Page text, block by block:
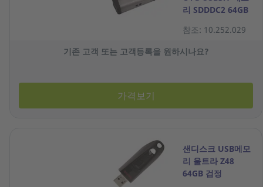
리 SDDDC2 64GB
참조: 10.252.029
기존 고객 또는 고객등록을 원하시나요?
가격보기
샌디스크 USB메모
리 울트라 Z48
64GB 검정